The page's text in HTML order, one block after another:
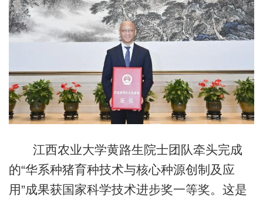
江西农业大学黄路生院士团队牵头完成
的“华系种猪育种技术与核心种源创制及应
用”成果获国家科学技术进步奖一等奖。这是